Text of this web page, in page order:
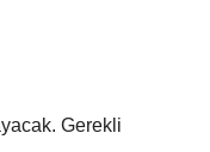
Gerekli